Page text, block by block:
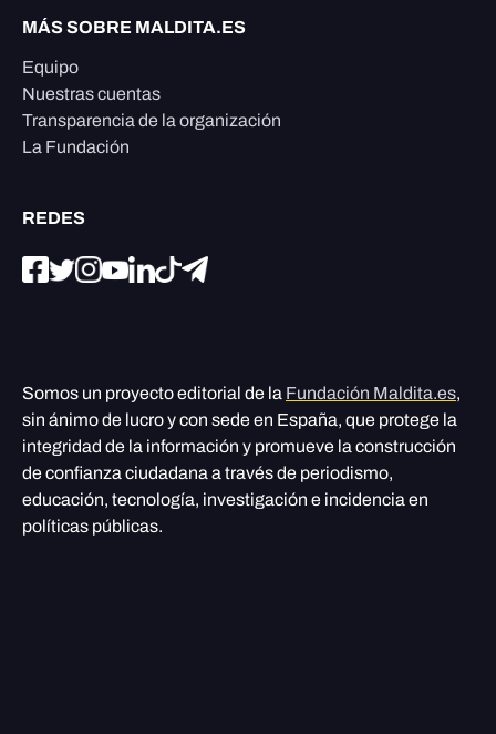
MÁS SOBRE MALDITA.ES
Equipo
Nuestras cuentas
Transparencia de la organización
La Fundación
REDES
Somos un proyecto editorial de la Fundación Maldita.es,
sin ánimo de lucro y con sede en España, que protege la
integridad de la información y promueve la construcción
de confianza ciudadana a través de periodismo,
educación, tecnología, investigación e incidencia en
políticas públicas.